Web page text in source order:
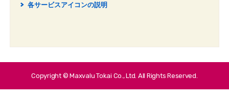
2 各サービスアイコンの説明
Copyright © Maxvalu Tokai Co., Ltd. All Rights Reserved.